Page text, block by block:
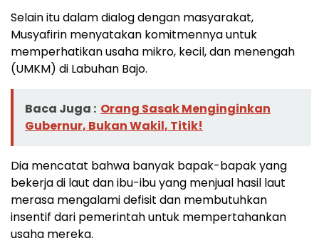
Selain itu dalam dialog dengan masyarakat,
Musyafirin menyatakan komitmennya untuk
memperhatikan usaha mikro, kecil, dan menengah
(UMKM) di Labuhan Bajo.
Baca Juga : Orang Sasak Menginginkan
Gubernur, Bukan Wakil, Titik!
Dia mencatat bahwa banyak bapak-bapak yang
bekerja di laut dan ibu-ibu yang menjual hasil laut
merasa mengalami defisit dan membutuhkan
insentif dari pemerintah untuk mempertahankan
usaha mereka.